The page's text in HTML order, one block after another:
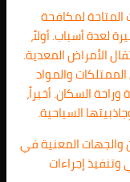
لمكافحة
لعدة أسباب. أولاً،
الأمراض المعدية.
والمواد
السكان. أخيراً،
السياحية.
والجهات المعنية في
إجراءات